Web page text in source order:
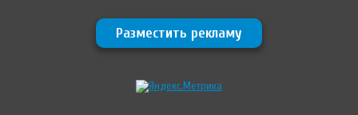
Разместить рекламу